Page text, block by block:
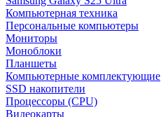
Компьютерная техника
Персональные компьютеры
Мониторы
Моноблоки
Планшеты
Компьютерные комплектующие
SSD накопители
Процессоры (CPU)
Видеокарты